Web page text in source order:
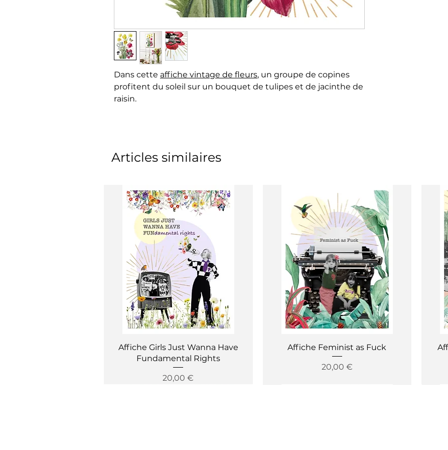
Dans cette affiche vintage de fleurs, un groupe de copines
profitent du soleil sur un bouquet de tulipes et de jacinthe de
raisin.
Articles similaires
Aperçu rapide
Affiche Girls Just Wanna Have
Fundamental Rights
Prix
20,00 €
Aperçu rapide
Affiche Feminist as Fuck
Prix
20,00 €